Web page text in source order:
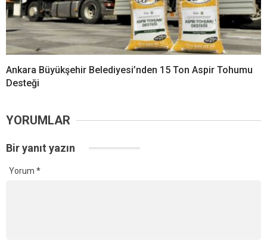
Ankara Büyükşehir Belediyesi’nden 15 Ton Aspir Tohumu
Desteği
YORUMLAR
Bir yanıt yazın
Yorum *